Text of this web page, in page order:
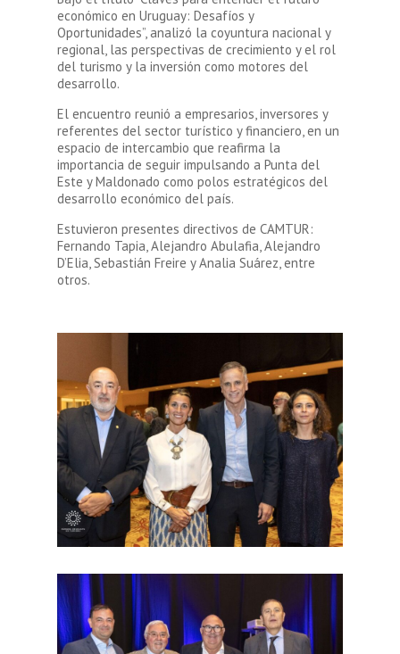
económico en Uruguay: Desafíos y
Oportunidades”, analizó la coyuntura nacional y
regional, las perspectivas de crecimiento y el rol
del turismo y la inversión como motores del
desarrollo.
El encuentro reunió a empresarios, inversores y
referentes del sector turístico y financiero, en un
espacio de intercambio que reafirma la
importancia de seguir impulsando a Punta del
Este y Maldonado como polos estratégicos del
desarrollo económico del país.
Estuvieron presentes directivos de CAMTUR:
Fernando Tapia, Alejandro Abulafia, Alejandro
D’Elia, Sebastián Freire y Analia Suárez, entre
otros.